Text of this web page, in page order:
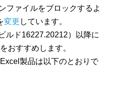
ファイルをブロックするよ
変更 しています。
ルド16227.20212）以降に
おすすめします。
製品は以下のとおりで